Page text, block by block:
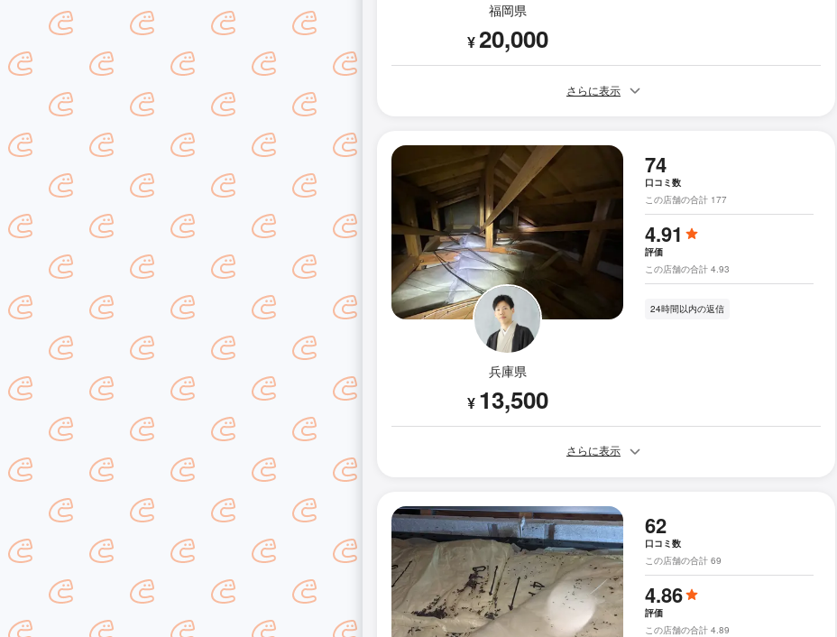
福岡県
¥20,000
さらに表示
兵庫県
¥ 13,500
74
口コミ数
この店舗の合計 177
4.91
評価
この店舗の合計 4.93
24時間以内の返信
さらに表示
62
口コミ数
この店舗の合計 69
4.86
評価
この店舗の合計 4.89